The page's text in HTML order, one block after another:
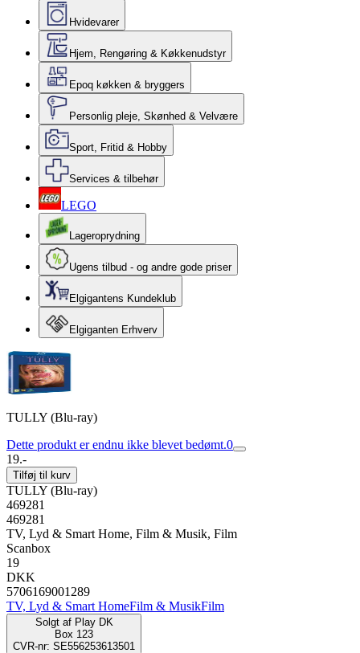
Hvidevarer
Hjem, Rengøring & Køkkenudstyr
Epoq køkken & bryggers
Personlig pleje, Skønhed & Velvære
Sport, Fritid & Hobby
Services & tilbehør
LEGO
Lageroprydning
Ugens tilbud - og andre gode priser
Elgigantens Kundeklub
Elgiganten Erhverv
TULLY (Blu-ray)
Dette produkt er endnu ikke blevet bedømt.0
19.-
Tilføj til kurv
TULLY (Blu-ray)
469281
469281
TV, Lyd & Smart Home, Film & Musik, Film
Scanbox
19
DKK
5706169001289
TV, Lyd & Smart HomeFilm & MusikFilm
Solgt af Play DK
Box 123
CVR-nr: SE556253613501